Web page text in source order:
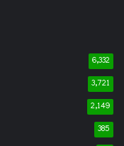
6,332
3,721
2,149
385